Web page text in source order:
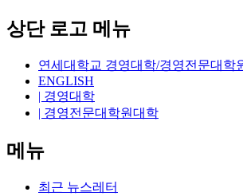
상단 로고 메뉴
연세대학교 경영대학/경영전문대학
ENGLISH
| 경영대학
| 경영전문대학원대학
메뉴
최근 뉴스레터